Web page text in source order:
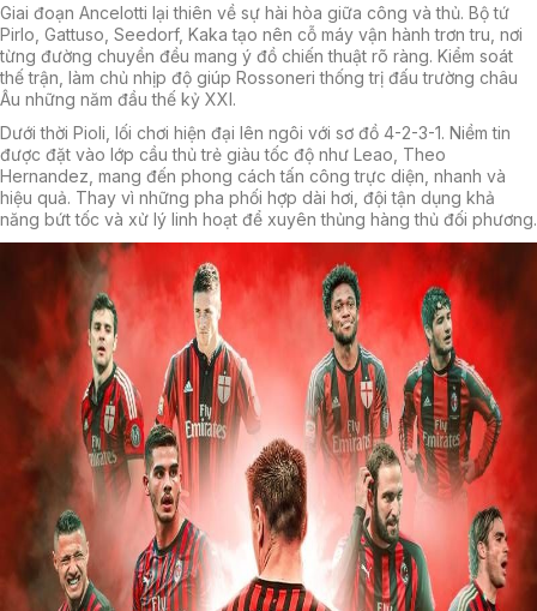
Giai đoạn Ancelotti lại thiên về sự hài hòa giữa công và thủ. Bộ tứ
Pirlo, Gattuso, Seedorf, Kaka tạo nên cỗ máy vận hành trơn tru, nơi
từng đường chuyền đều mang ý đồ chiến thuật rõ ràng. Kiểm soát
thế trận, làm chủ nhịp độ giúp Rossoneri thống trị đấu trường châu
Âu những năm đầu thế kỷ XXI.
Dưới thời Pioli, lối chơi hiện đại lên ngôi với sơ đồ 4-2-3-1. Niềm tin
được đặt vào lớp cầu thủ trẻ giàu tốc độ như Leao, Theo
Hernandez, mang đến phong cách tấn công trực diện, nhanh và
hiệu quả. Thay vì những pha phối hợp dài hơi, đội tận dụng khả
năng bứt tốc và xử lý linh hoạt để xuyên thủng hàng thủ đối phương.